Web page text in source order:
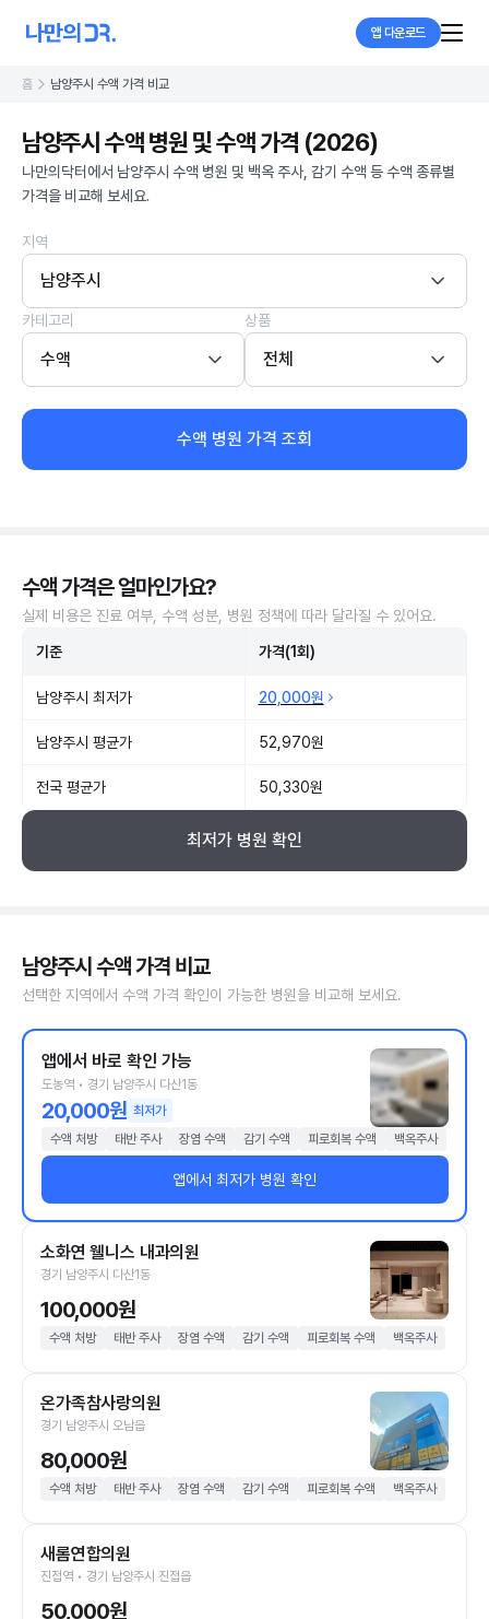
앱 다운로드
홈 남양주시 수액 가격 비교
남양주시 수액 병원 및 수액 가격 (2026)
나만의닥터에서 남양주시 수액 병원 및 백옥 주사, 감기 수액 등 수액 종류별
가격을 비교해 보세요.
지역
남양주시
카테고리
수액
상품
전체
수액 병원 가격 조회
수액 가격은 얼마인가요?
실제 비용은 진료 여부, 수액 성분, 병원 정책에 따라 달라질 수 있어요.
기준 가격(1회)
남양주시 최저가 20,000원
남양주시 평균가 52,970원
전국 평균가 50,330원
최저가 병원 확인
남양주시 수액 가격 비교
선택한 지역에서 수액 가격 확인이 가능한 병원을 비교해 보세요.
앱에서 바로 확인 가능
도농역 • 경기 남양주시 다산1동
20,000원 최저가
수액 처방
태반 주사 장염 수액 감기 수액 피로회복 수액 백옥주사
앱에서 최저가 병원 확인
소화연 웰니스 내과의원
경기 남양주시 다산1동
100,000원
수액 처방 태반 주사 장염 수액 감기 수액 피로회복 수액 백옥주사
온가족참사랑의원
경기 남양주시 오남읍
80,000원
수액 처방 태반 주사 장염 수액 감기 수액 피로회복 수액 백옥주사
새롬연합의원
진접역 • 경기 남양주시 진접읍
50,000원